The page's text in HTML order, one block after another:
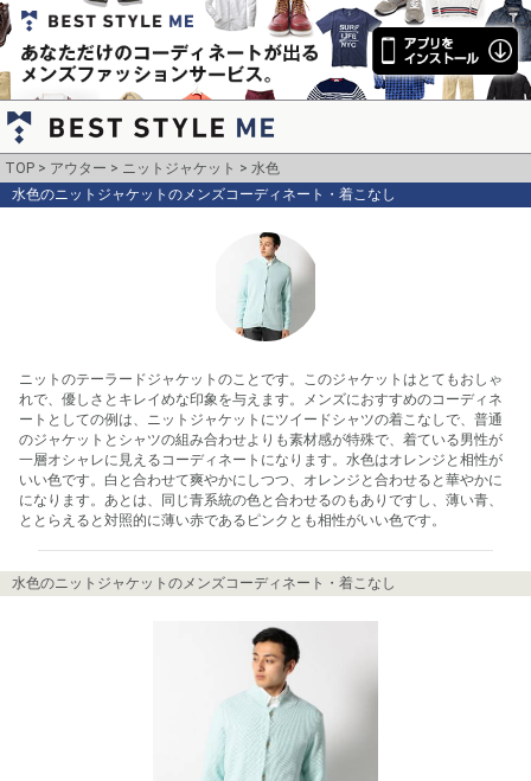
TOP アウター ニットジャケット
水色
水色のニットジャケットのメンズコーディネート・着こなし
ニットのテーラードジャケットのことです。このジャケットはとてもおしゃ
れで、優しさとキレイめな印象を与えます。メンズにおすすめのコーディネ
ートとしての例は、ニットジャケットにツイードシャツの着こなしで、普通
のジャケットとシャツの組み合わせよりも素材感が特殊で、着ている男性が
一層オシャレに見えるコーディネートになります。水色はオレンジと相性が
いい色です。白と合わせて爽やかにしつつ、オレンジと合わせると華やかに
になります。あとは、同じ青系統の色と合わせるのもありですし、薄い青、
ととらえると対照的に薄い赤であるピンクとも相性がいい色です。
水色のニットジャケットのメンズコーディネート・着こなし